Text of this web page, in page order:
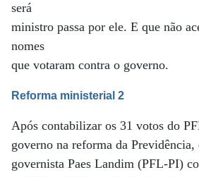
será
ministro passa por ele. E que não
nomes
que votaram contra o governo.
Reforma ministerial 2
Após contabilizar os 31 votos do
governo na reforma da Previdência,
governista Paes Landim (PFL-PI)